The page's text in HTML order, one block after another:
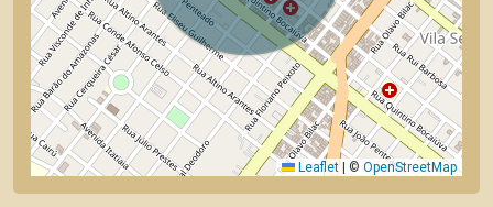
Leaflet © OpenStreetMap